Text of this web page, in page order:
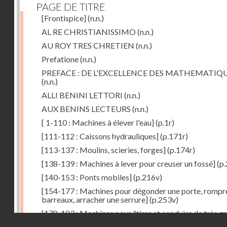
PAGE DE TITRE
[Frontispice](n.n.)
AL RE CHRISTIANISSIMO (n.n.)
AU ROY TRES CHRETIEN (n.n.)
Prefatione(n.n.)
PREFACE : DE L'EXCELLENCE DES
(n.n.)
ALLI BENINI LETTORI (n.n.)
AUX BENINS LECTEURS (n.n.)
[ 1-110 : Machines à élever l'eau](p.1r)
[111-112 : Caissons hydrauliques](p.171r)
[113-137 : Moulins, scieries, forges](p.174r)
[138-139 : Machines à lever pour creuser un fossé]
[140-153 : Ponts mobiles](p.216v)
[154-177 : Machines pour dégonder une porte,
barreaux, arracher une serrure](p.253v)
[178-183 : Machines pour "tirer et conduire de très